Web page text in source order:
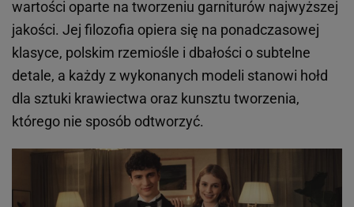
wartości oparte na tworzeniu garniturów najwyższej
jakości. Jej filozofia opiera się na ponadczasowej
klasyce, polskim rzemiośle i dbałości o subtelne
detale, a każdy z wykonanych modeli stanowi hołd
dla sztuki krawiectwa oraz kunsztu tworzenia,
którego nie sposób odtworzyć.